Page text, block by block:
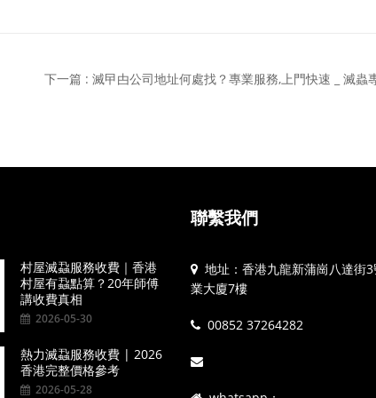
下一篇 : 滅曱甴公司地址何處找？專業服務,上門快速 _ 滅蟲
村屋滅蝨服務收費｜香港
村屋有蝨點算？20年師傅
講收費真相
2026-05-30
熱力滅蝨服務收費 | 2026
香港完整價格參考
2026-05-28
聯繫我們
地址：香港九龍新蒲崗八達街
業大廈7樓
00852 37264282